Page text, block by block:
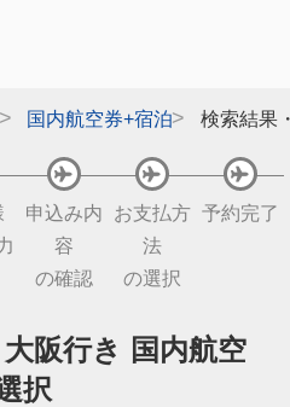
国内航空券+宿泊 検索結果
申込み内
容
の確認
お支払方
法
の選択
予約完了
阪行き 国内航空
択